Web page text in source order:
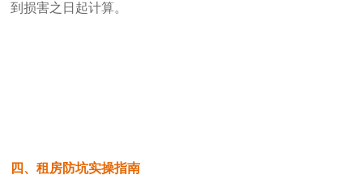
到损害之日起计算。
四、租房防坑实操指南